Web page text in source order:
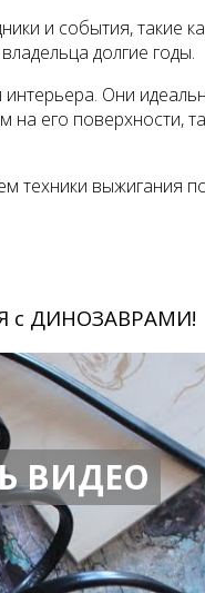
и события, такие
долгие годы.
Они
его поверхности,
выжигания
с ДИНОЗАВРАМИ!
ВИДЕО